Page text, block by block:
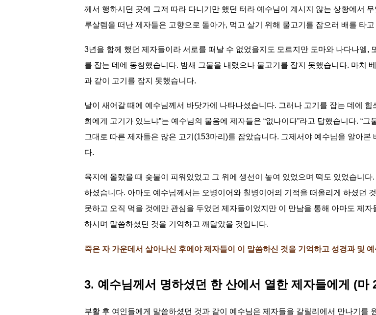
께서 행하시던 곳에 그저 따라 다니기만 했던 터라 예수님이 계시지 않는 상황에서
루살렘을 떠난 제자들은 고향으로 돌아가, 먹고 살기 위해 물고기를 잡으러 배를 타
3년을 함께 했던 제자들이라 서로를 떠날 수 없었을지도 모르지만 도마와 나다나엘,
를 잡는 데에 동참했습니다. 밤새 그물을 내렸으나 물고기를 잡지 못했습니다. 마치
과 같이 고기를 잡지 못했습니다.
날이 새어갈 때에 예수님께서 바닷가에 나타나셨습니다. 그러나 고기를 잡는 데에
희에게 고기가 있느냐”는 예수님의 물음에 제자들은 “없나이다”라고 답했습니다. “
그대로 따른 제자들은 많은 고기(153마리)를 잡았습니다. 그제서야 예수님을 알아본
다.
육지에 올랐을 때 숯불이 피워있었고 그 위에 생선이 놓여 있었으며 떡도 있었습니
하셨습니다. 아마도 예수님께서는 오병이어와 칠병이어의 기적을 떠올리게 하셨던
못하고 오직 먹을 것에만 관심을 두었던 제자들이었지만 이 만남을 통해 아마도 제
하시며 말씀하셨던 것을 기억하고 깨달았을 것입니다.
죽은 자 가운데서 살아나신 후에야 제자들이 이 말씀하신 것을 기억하고 성경과 및
3. 예수님께서 명하셨던 한 산에서 열한 제자들에게 (마
부활 후 여인들에게 말씀하셨던 것과 같이 예수님은 제자들을 갈릴리에서 만나기를